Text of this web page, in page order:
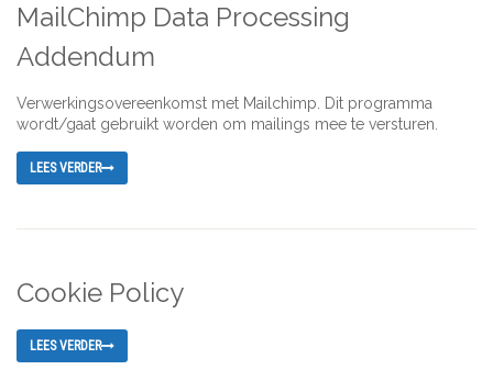
MailChimp Data Processing
Addendum
Verwerkingsovereenkomst met Mailchimp. Dit programma
wordt/gaat gebruikt worden om mailings mee te versturen.
LEES VERDER
Cookie Policy
LEES VERDER